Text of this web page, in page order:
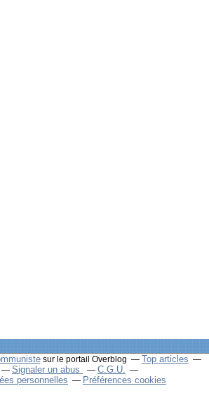
sur le portail Overblog
Top articles
Signaler un abus
C.G.U.
personnelles
Préférences cookies